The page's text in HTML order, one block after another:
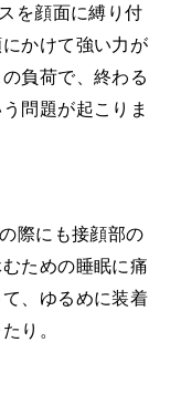
を顔面に縛り付
かけて強い力が
負荷で、終わる
問題が起こりま
際にも接顔部の
ための睡眠に痛
、ゆるめに装着
り。